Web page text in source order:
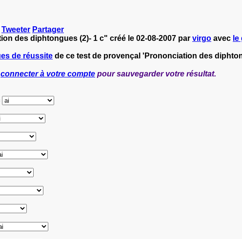
Tweeter Partager
des diphtongues (2)- 1 c" créé le 02-08-2007 par virgo avec
de réussite de ce test de provençal 'Prononciation des
connecter à votre compte pour sauvegarder votre résultat.